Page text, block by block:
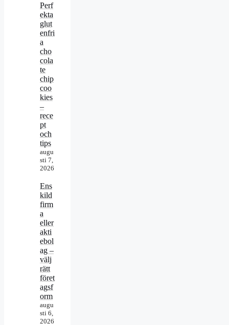
Perf
ekta
glut
enfri
a
cho
cola
te
chip
coo
kies
–
rece
pt
och
tips
augu
sti 7,
2026
Ens
kild
firm
a
eller
akti
ebol
ag –
välj
rätt
föret
agsf
orm
augu
sti 6,
2026